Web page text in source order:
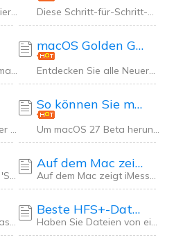
Kann man geleerte Papierkorb-Dateien von einem verschlüsselten APFS-Volume wiederherstelle
macOS Golden Gate 27, Was ist neu? [Alles über die neue macOS-Version]
Entdecken Sie alle Neuerungen in macOS 27 Golden Gate, darunter Siri AI, Apple Intelligenc
So können Sie macOS 27 Beta herunterladen und macOS Golden Gate installieren.
Auf dem Mac zeigt iMessage keine Nachrichten an: Synchronisierungsprobleme beheben und Daten retten
Beste HFS+-Datenrettungssoftware für Mac (2026 Praxistests)